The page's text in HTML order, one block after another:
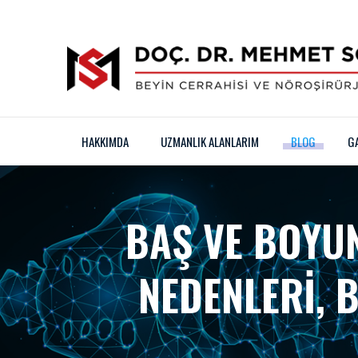
HAKKIMDA UZMANLIK ALANLARIM BLOG
BAŞ VE
NEDENLERI,